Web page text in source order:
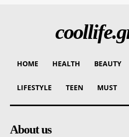
HOME HEALTH BEAUTY
LIFESTYLE TEEN MUST
About us